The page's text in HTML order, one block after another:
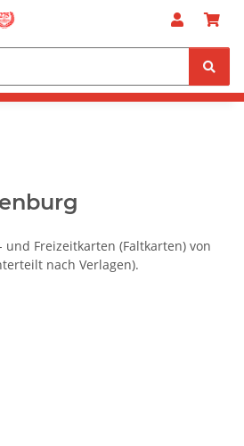
und Freizeitkarten (Faltkarten) von
nach Verlagen).